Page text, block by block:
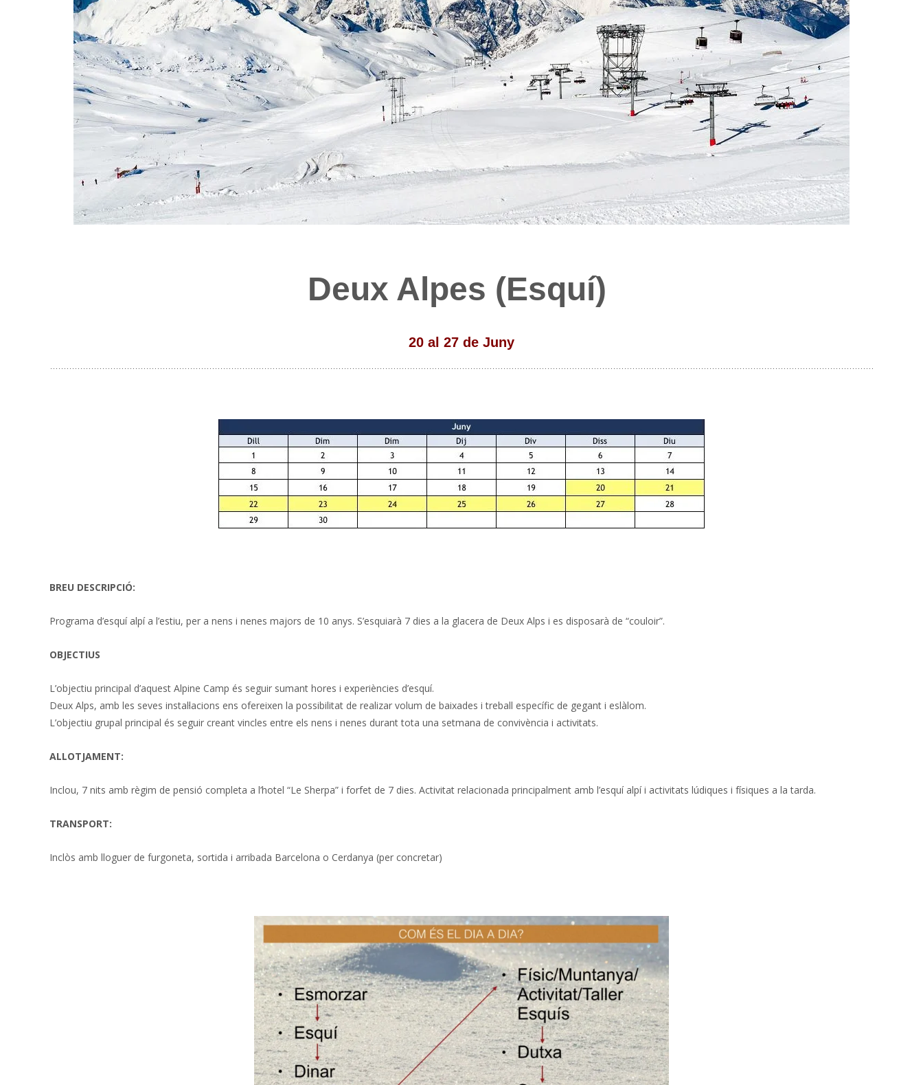
Deux Alpes (Esquí)
20 al 27 de Juny
BREU DESCRIPCIÓ:
Programa d’esquí alpí a l’estiu, per a nens i nenes majors de 10 anys. S’esquiarà 7 dies a la glacera de Deux Alps i es disposarà de “couloir”.
OBJECTIUS
L’objectiu principal d’aquest Alpine Camp és seguir sumant hores i experiències d’esquí.
Deux Alps, amb les seves instal·lacions ens ofereixen la possibilitat de realizar volum de baixades i treball específic de gegant i eslàlom.
L’objectiu grupal principal és seguir creant vincles entre els nens i nenes durant tota una setmana de convivència i activitats.
ALLOTJAMENT:
Inclou, 7 nits amb règim de pensió completa a l’hotel “Le Sherpa” i forfet de 7 dies. Activitat relacionada principalment amb l’esquí alpí i activitats lúdiques i físiques a la tarda.
TRANSPORT:
Inclòs amb lloguer de furgoneta, sortida i arribada Barcelona o Cerdanya (per concretar)